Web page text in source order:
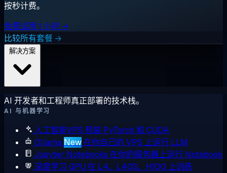
按秒计费。
免费试用 1 小时 →
比较所有套餐 →
AI 开发者和工程师真正部署的技术栈。
AI 与机器学习
人工智能VPS 预装 PyTorch 和 CUDA
Ollama New在你自己的 VPS 上运行 LLM
Jupyter Notebooks 在你的服务器上运行 Notebook
深度学习 GPU 在 L4、L40S、H100 上训练